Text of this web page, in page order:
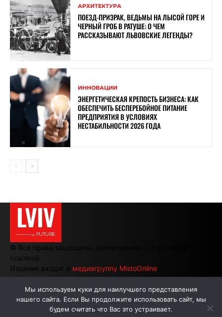
АРХИТЕКТУРА
ПОЕЗД-ПРИЗРАК, ВЕДЬМЫ НА ЛЫСОЙ ГОРЕ И
ЧЕРНЫЙ ГРОБ В РАТУШЕ: О ЧЕМ
РАССКАЗЫВАЮТ ЛЬВОВСКИЕ ЛЕГЕНДЫ?
ИННОВАЦИИ
ЭНЕРГЕТИЧЕСКАЯ КРЕПОСТЬ БИЗНЕСА: КАК
ОБЕСПЕЧИТЬ БЕСПЕРЕБОЙНОЕ ПИТАНИЕ
ПРЕДПРИЯТИЯ В УСЛОВИЯХ
НЕСТАБИЛЬНОСТИ 2026 ГОДА
LVIV
———→ FUTURE
© Все права защищены. Цитирование — с активной
ссылкой.
Издание входит в медиагруппу MistoOnline
АВТОРЫ РЕКЛАМА НА САЙТЕ
Мы используем куки для наилучшего представления
нашего сайта. Если Вы продолжите использовать сайт, мы
будем считать что Вас это устраивает.